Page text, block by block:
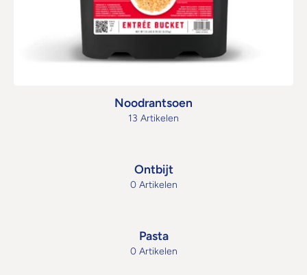
Noodrantsoen
13 Artikelen
Ontbijt
0 Artikelen
Pasta
0 Artikelen